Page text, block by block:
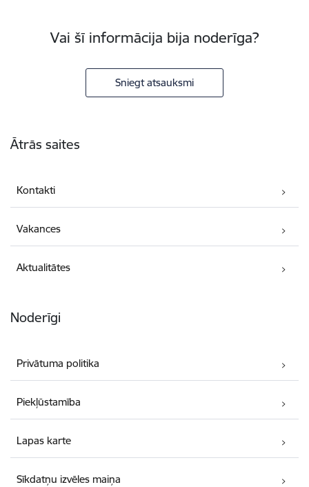
Vai šī informācija bija noderīga?
Sniegt atsauksmi
Ātrās saites
Kontakti
Vakances
Aktualitātes
Noderīgi
Privātuma politika
Piekļūstamība
Lapas karte
Sīkdatņu izvēles maiņa